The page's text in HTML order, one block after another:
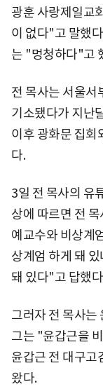
광훈 사랑제일교
이 없다"고 말했
는 "멍청하다"고
전 목사는 서울서
기소됐다가 지난
이후 광화문 집회
다.
3일 전 목사의 유
상에 따르면 전
예교수와 비상계
상계엄 하게 돼
돼 있다"고 답했
그러자 전 목사는
그는 "윤갑근을
윤갑근 전 대구고
왔다.